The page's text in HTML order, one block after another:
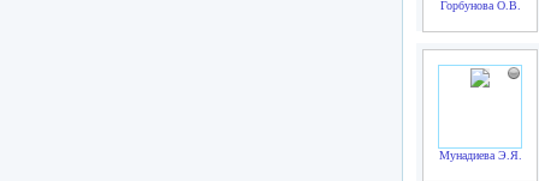
Горбунова О.В.
Мунадиева Э.Я.